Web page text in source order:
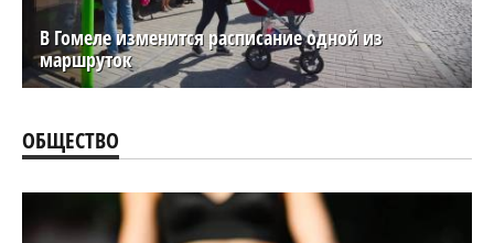
В Гомеле изменится расписание одной из
маршруток
ОБЩЕСТВО